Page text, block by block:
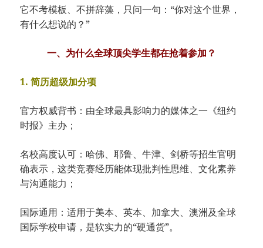
它不考模板、不拼辞藻，只问一句：“你对这个世界，
有什么想说的？”
一、为什么全球顶尖学生都在抢着参加？
1. 简历超级加分项
官方权威背书：由全球最具影响力的媒体之一《纽约
时报》主办；
名校高度认可：哈佛、耶鲁、牛津、剑桥等招生官明
确表示，这类竞赛经历能体现批判性思维、文化素养
与沟通能力；
国际通用：适用于美本、英本、加拿大、澳洲及全球
国际学校申请，是软实力的“硬通货”。